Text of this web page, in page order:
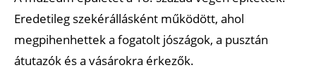
Eredetileg szekérállásként működött, ahol
megpihenhettek a fogatolt jószágok, a pusztán
átutazók és a vásárokra érkezők.